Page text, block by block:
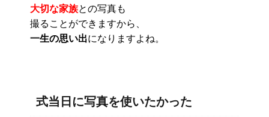
大切な家族との写真も
撮ることができますから、
一生の思い出になりますよね。
式当日に写真を使いたかった